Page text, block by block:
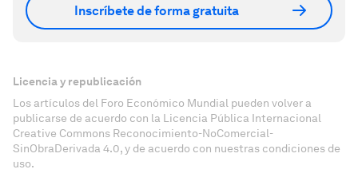
Inscríbete de forma gratuita
Licencia y republicación
Los artículos del Foro Económico Mundial pueden volver a
publicarse de acuerdo con la Licencia Pública Internacional
Creative Commons Reconocimiento-NoComercial-
SinObraDerivada 4.0, y de acuerdo con nuestras condiciones de
uso.